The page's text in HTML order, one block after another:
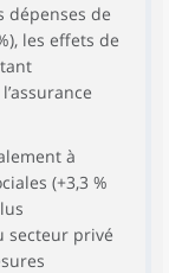
dépenses de
les effets de
à
(+3,3 %
secteur privé